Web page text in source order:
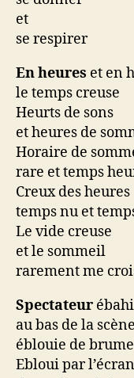
et
se respirer
En heures et en
le temps creuse
Heurts de sons
et heures de
Horaire de
rare et temps
Creux des heures
temps nu et
Le vide creuse
et le sommeil
rarement me
Spectateur ébahi
au bas de la scène
éblouie de
Ebloui par l’écran